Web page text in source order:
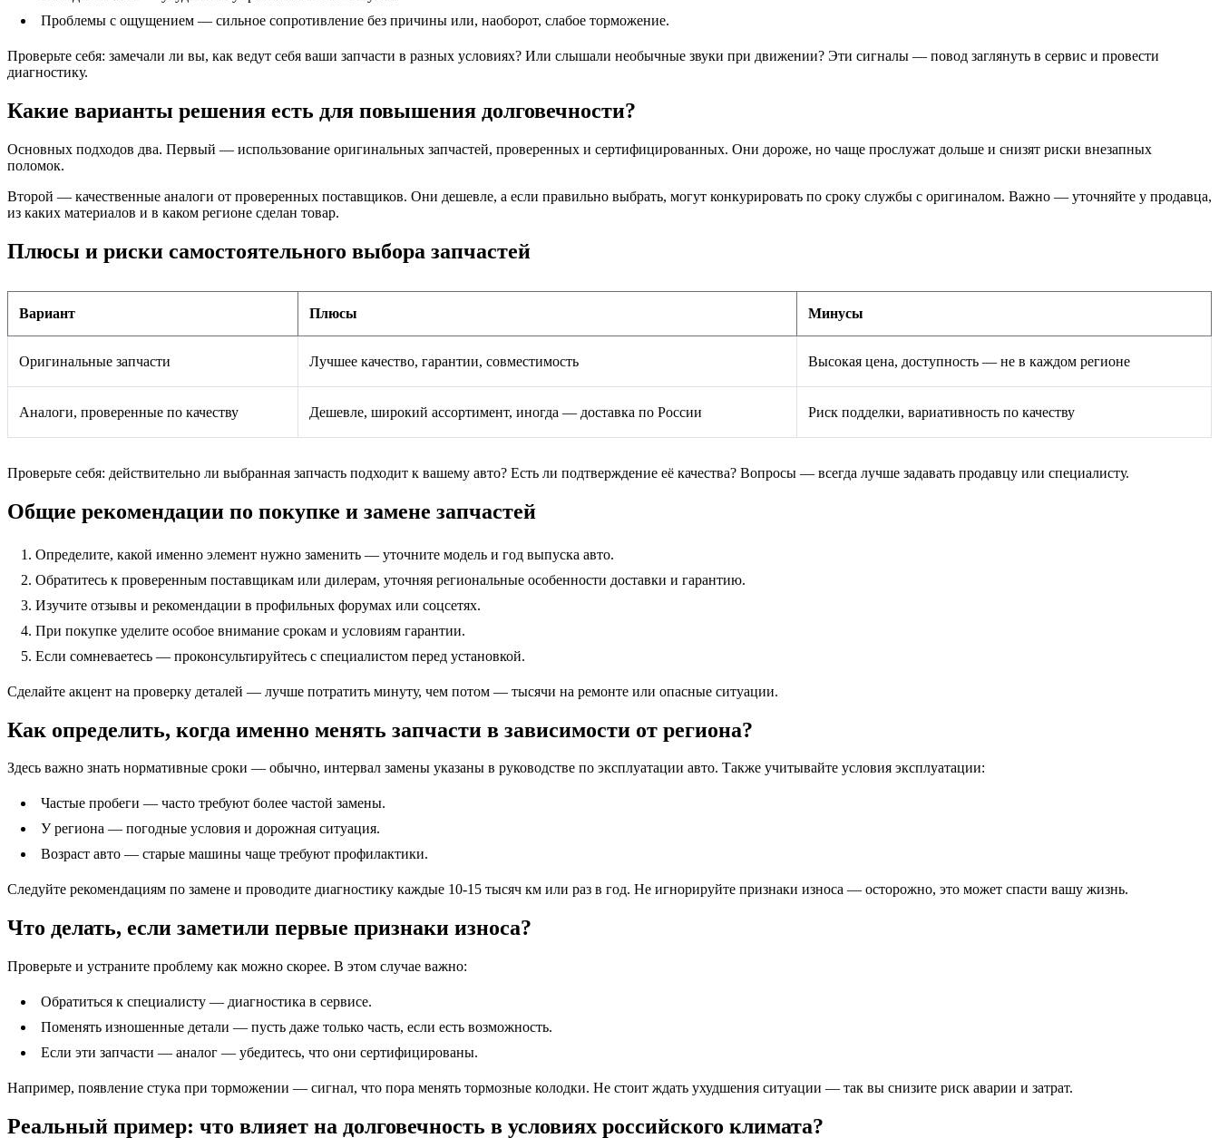
Проблемы с ощущением — сильное сопротивление без причины или, наоборот, слабое торможение.
Проверьте себя: замечали ли вы, как ведут себя ваши запчасти в разных условиях? Или слышали необычные звуки при движении? Эти сигналы — повод заглянуть в сервис и провести
диагностику.
Какие варианты решения есть для повышения долговечности?
Основных подходов два. Первый — использование оригинальных запчастей, проверенных и сертифицированных. Они дороже, но чаще прослужат дольше и снизят риски внезапных
поломок.
Второй — качественные аналоги от проверенных поставщиков. Они дешевле, а если правильно выбрать, могут конкурировать по сроку службы с оригиналом. Важно — уточняйте у продавца,
из каких материалов и в каком регионе сделан товар.
Плюсы и риски самостоятельного выбора запчастей
Вариант Плюсы Минусы
Оригинальные запчасти Лучшее качество, гарантии, совместимость Высокая цена, доступность — не в каждом регионе
Аналоги, проверенные по качеству Дешевле, широкий ассортимент, иногда — доставка по России Риск подделки, вариативность по качеству
Проверьте себя: действительно ли выбранная запчасть подходит к вашему авто? Есть ли подтверждение её качества? Вопросы — всегда лучше задавать продавцу или специалисту.
Общие рекомендации по покупке и замене запчастей
Определите, какой именно элемент нужно заменить — уточните модель и год выпуска авто.
Обратитесь к проверенным поставщикам или дилерам, уточняя региональные особенности доставки и гарантию.
Изучите отзывы и рекомендации в профильных форумах или соцсетях.
При покупке уделите особое внимание срокам и условиям гарантии.
Если сомневаетесь — проконсультируйтесь с специалистом перед установкой.
Сделайте акцент на проверку деталей — лучше потратить минуту, чем потом — тысячи на ремонте или опасные ситуации.
Как определить, когда именно менять запчасти в зависимости от региона?
Здесь важно знать нормативные сроки — обычно, интервал замены указаны в руководстве по эксплуатации авто. Также учитывайте условия эксплуатации:
Частые пробеги — часто требуют более частой замены.
У региона — погодные условия и дорожная ситуация.
Возраст авто — старые машины чаще требуют профилактики.
Следуйте рекомендациям по замене и проводите диагностику каждые 10-15 тысяч км или раз в год. Не игнорируйте признаки износа — осторожно, это может спасти вашу жизнь.
Что делать, если заметили первые признаки износа?
Проверьте и устраните проблему как можно скорее. В этом случае важно:
Обратиться к специалисту — диагностика в сервисе.
Поменять изношенные детали — пусть даже только часть, если есть возможность.
Если эти запчасти — аналог — убедитесь, что они сертифицированы.
Например, появление стука при торможении — сигнал, что пора менять тормозные колодки. Не стоит ждать ухудшения ситуации — так вы снизите риск аварии и затрат.
Реальный пример: что влияет на долговечность в условиях российского климата?